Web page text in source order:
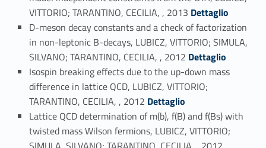
VITTORIO; TARANTINO, CECILIA, , 2013 Link identifier #identifier_person_93567-20
Dettaglio
D-meson decay constants and a check of factorization
in non-leptonic B-decays, LUBICZ, VITTORIO; SIMULA,
SILVANO; TARANTINO, CECILIA, , 2012 Link identifier #identifier_person_106198-21
Dettaglio
Isospin breaking effects due to the up-down mass
difference in lattice QCD, LUBICZ, VITTORIO;
TARANTINO, CECILIA, , 2012 Link identifier #identifier_person_137179-22
Dettaglio
Lattice QCD determination of m(b), f(B) and f(Bs) with
twisted mass Wilson fermions, LUBICZ, VITTORIO;
Link identifier #identifier_person_63036-23